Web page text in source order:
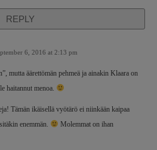
REPLY
6, 2016 at 2:13 pm
mutta äärettömän pehmeä ja ainakin Klaara on
haitannut menoa.
Tämän ikäisellä vyötärö ei niinkään kaipaa
enemmän.
Molemmat on ihan